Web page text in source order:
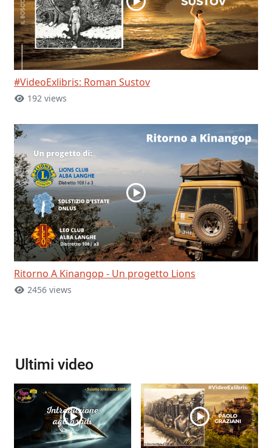
#VideoExlibris: Roman Sustov
192 views
Ritorno A Kinangop - Un progetto Lions
2456 views
Ultimi video